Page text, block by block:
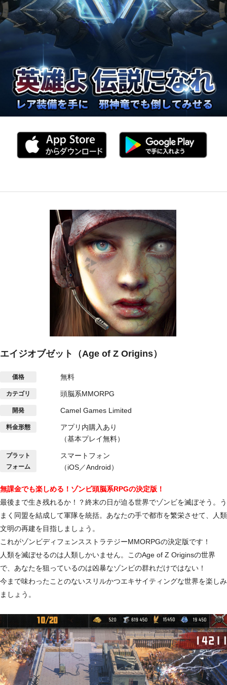
エイジオブゼット（Age of Z Origins）
価格 無料
カテゴリ 頭脳系MMORPG
開発 Camel Games Limited
料金形態
アプリ内購入あり
（基本プレイ無料）
プラット
フォーム
スマートフォン
（iOS／Android）
無課金でも楽しめる！ゾンビ頭脳系RPGの決定版！
最後まで生き残れるか！？終末の日が迫る世界でゾンビを滅ぼそう。う
まく同盟を結成して軍隊を統括。あなたの手で都市を繁栄させて、人類
文明の再建を目指しましょう。
これがゾンビディフェンスストラテジーMMORPGの決定版です！
人類を滅ぼせるのは人類しかいません。このAge of Z Originsの世界
で、あなたを狙っているのは凶暴なゾンビの群れだけではない！
今まで味わったことのないスリルかつエキサイティングな世界を楽しみ
ましょう。